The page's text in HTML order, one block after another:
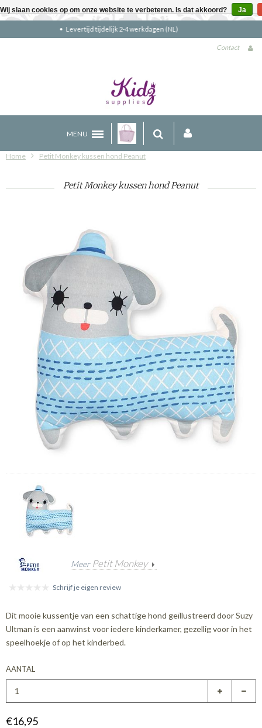
Gratis verzending boven €90 (NL)
Contact
MENU
Home Petit Monkey kussen hond Peanut
Petit Monkey kussen hond Peanut
Meer Petit Monkey
Schrijf je eigen review
Dit mooie kussentje van een schattige hond geïllustreerd door Suzy
Ultman is een aanwinst voor iedere kinderkamer, gezellig voor in het
speelhoekje of op het kinderbed.
AANTAL
€16,95
Wij slaan cookies op om onze website te verbeteren. Is dat akkoord? Ja